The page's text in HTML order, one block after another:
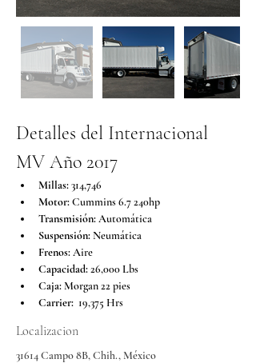
Detalles del Internacional
MV Año 2017
Millas: 314,746
Motor: Cummins 6.7 240hp
Transmisión: Automática
Suspensión: Neumática
Frenos: Aire
Capacidad: 26,000 Lbs
Caja: Morgan 22 pies
Carrier:
  19,375 Hrs
Localizacion
31614 Campo 8B, Chih., México